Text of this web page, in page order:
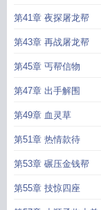
第41章 夜探屠龙帮
第43章 再战屠龙帮
第45章 丐帮信物
第47章 出手解围
第49章 血灵草
第51章 热情款待
第53章 碾压金钱帮
第55章 技惊四座